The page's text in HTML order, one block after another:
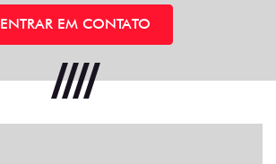
ENTRAR EM CONTATO